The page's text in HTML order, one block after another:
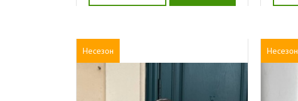
Несезон Несезон